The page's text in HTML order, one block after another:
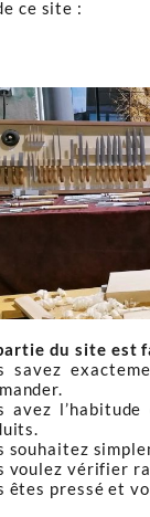
ce site :
du site est
savez
avez
souhaitez
voulez vérifier
êtes pressé et